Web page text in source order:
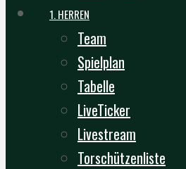
1. HERREN
Team
Spielplan
Tabelle
LiveTicker
Livestream
Torschützenliste